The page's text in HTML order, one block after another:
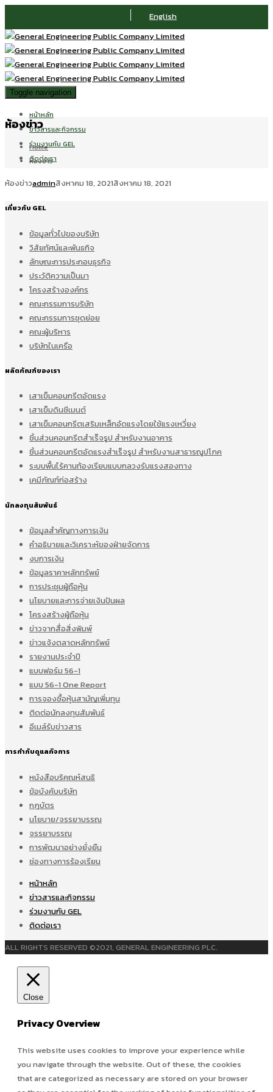
English
Toggle navigation
หน้าหลัก
ข่าวสารและกิจกรรม
ร่วมงานกับ GEL
ติดต่อเรา
ห้องข่าว
Home
ห้องข่าว
ห้องข่าวadminสิงหาคม 18, 2021สิงหาคม 18, 2021
เกี่ยวกับ GEL
ข้อมูลทั่วไปของบริษัท
วิสัยทัศน์และพันธกิจ
ลักษณะการประกอบธุรกิจ
ประวัติความเป็นมา
โครงสร้างองค์กร
คณะกรรมการบริษัท
คณะกรรมการชุดย่อย
คณะผู้บริหาร
บริษัทในเครือ
ผลิตภัณฑ์ของเรา
เสาเข็มคอนกรีตอัดแรง
เสาเข็มดินซีเมนต์
เสาเข็มคอนกรีตเสริมเหล็กอัดแรงโดยใช้แรงเหวี่ยง
ชิ้นส่วนคอนกรีตสำเร็จรูป สำหรับงานอาคาร
ชิ้นส่วนคอนกรีตอัดแรงสำเร็จรูป สำหรับงานสาธารณูปโภค
ระบบพื้นไร้คานท้องเรียบแบบกลวงรับแรงสองทาง
เคมีภัณฑ์ก่อสร้าง
นักลงทุนสัมพันธ์
ข้อมูลสำคัญทางการเงิน
คำอธิบายและวิเคราะห์ของฝ่ายจัดการ
งบการเงิน
ข้อมูลราคาหลักทรัพย์
การประชุมผู้ถือหุ้น
นโยบายและการจ่ายเงินปันผล
โครงสร้างผู้ถือหุ้น
ข่าวจากสื่อสิ่งพิมพ์
ข่าวแจ้งตลาดหลักทรัพย์
รายงานประจำปี
แบบฟอร์ม 56-1
แบบ 56-1 One Report
การจองซื้อหุ้นสามัญเพิ่มทุน
ติดต่อนักลงทุนสัมพันธ์
อีเมล์รับข่าวสาร
การกำกับดูแลกิจการ
หนังสือบริคณห์สนธิ
ข้อบังคับบริษัท
กฎบัตร
นโยบาย/จรรยาบรรณ
จรรยาบรรณ
การพัฒนาอย่างยั่งยืน
ช่องทางการร้องเรียน
หน้าหลัก
ข่าวสารและกิจกรรม
ร่วมงานกับ GEL
ติดต่อเรา
ALL RIGHTS RESERVED ©2021, GENERAL ENGINEERING PLC.
Close
Privacy Overview
This website uses cookies to improve your experience while
you navigate through the website. Out of these, the cookies
that are categorized as necessary are stored on your browser